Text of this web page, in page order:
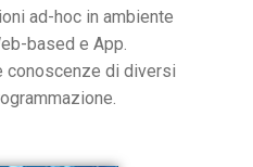
ad-hoc in ambiente
based e App.
conoscenze di diversi